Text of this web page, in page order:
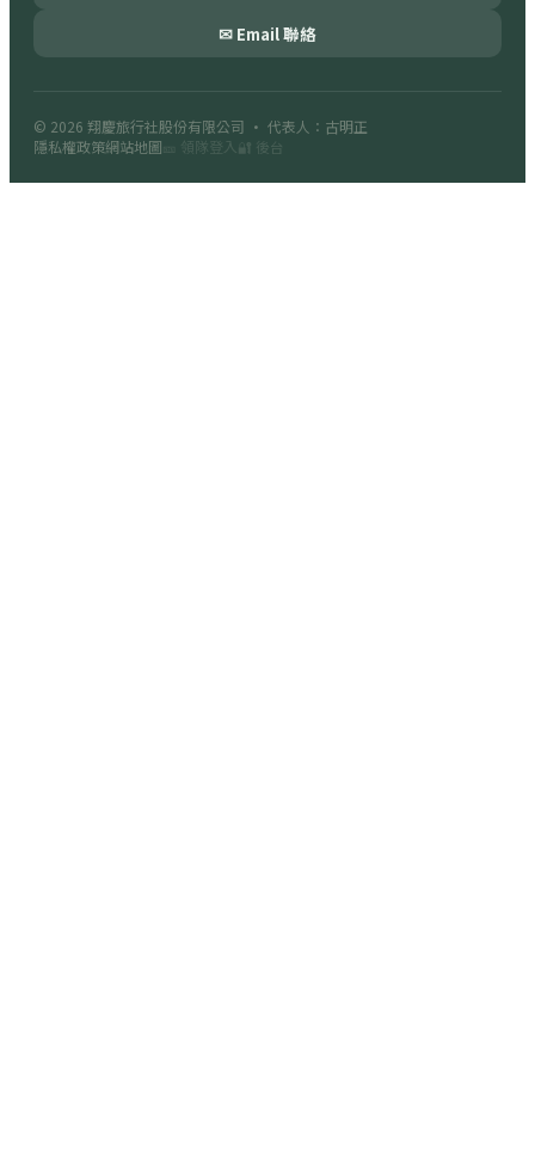
✉ Email 聯絡
© 2026 翔慶旅行社股份有限公司 · 代表人：古明正
隱私權政策網站地圖 🎫 領隊登入 🔐 後台